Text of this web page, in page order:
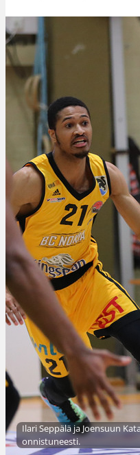
Ilari Seppälä ja Joensuun
onnistuneesti.